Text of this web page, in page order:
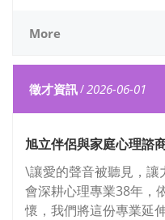
More
徵才資訊/2026-06-01
旭立伴侶與家庭心理諮
\讓愛的聲音被聽見，讓
會深耕心理專業38年，
懷，我們將這份專業延